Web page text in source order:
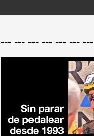
--- --- --- --- --- --- ---